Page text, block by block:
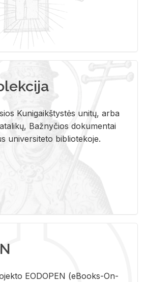
Kunigaikštystės unitų, arba
Bažnyčios dokumentai
universiteto bibliotekoje.
EO­DO­PEN (eBo­oks-On-